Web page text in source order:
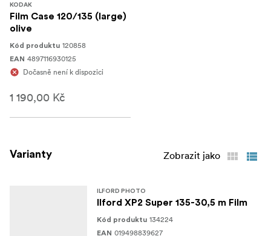
KODAK
Film Case 120/135 (large)
olive
Kód produktu 120858
EAN 4897116930125
Dočasně není k dispozici
1 190,00 Kč
Varianty Zobrazit jako
ILFORD PHOTO
Ilford XP2 Super 135-30,5 m Film
Kód produktu 134224
EAN 019498839627